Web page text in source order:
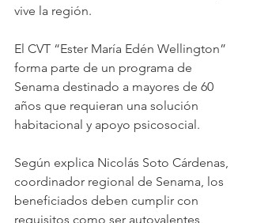
vive la región.
El CVT “Ester María Edén Wellington”
forma parte de un programa de
Senama destinado a mayores de 60
años que requieran una solución
habitacional y apoyo psicosocial.
Según explica Nicolás Soto Cárdenas,
coordinador regional de Senama, los
beneficiados deben cumplir con
requisitos como ser autovalentes,